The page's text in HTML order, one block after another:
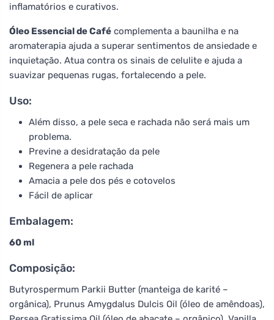
inflamatórios e curativos.
Óleo Essencial de Café complementa a baunilha e na
aromaterapia ajuda a superar sentimentos de ansiedade e
inquietação. Atua contra os sinais de celulite e ajuda a
suavizar pequenas rugas, fortalecendo a pele.
Uso:
Além disso, a pele seca e rachada não será mais um
problema.
Previne a desidratação da pele
Regenera a pele rachada
Amacia a pele dos pés e cotovelos
Fácil de aplicar
Embalagem:
60 ml
Composição:
Butyrospermum Parkii Butter (manteiga de karité –
orgânica), Prunus Amygdalus Dulcis Oil (óleo de amêndoas),